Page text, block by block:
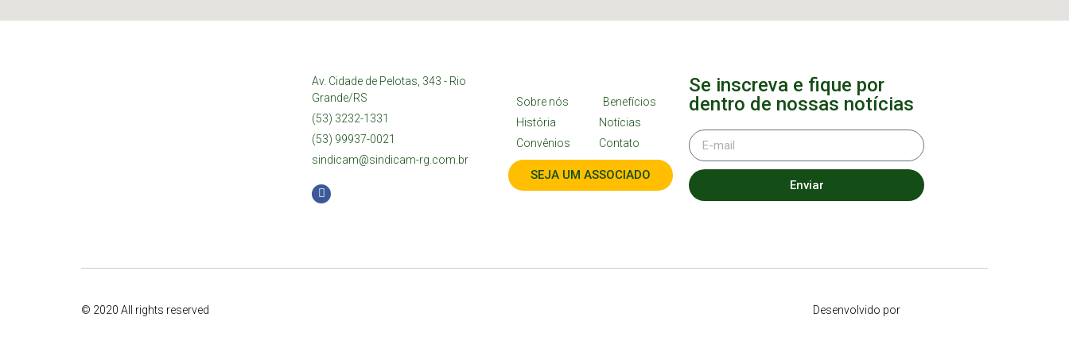
Av. Cidade de Pelotas, 343 - Rio
Grande/RS
(53) 3232-1331
(53) 99937-0021
sindicam@sindicam-rg.com.br
Sobre nós
História
Convênios
Benefícios
Notícias
Contato
SEJA UM ASSOCIADO
Se inscreva e fique por
dentro de nossas notícias
Enviar
© 2020 All rights reserved Desenvolvido por